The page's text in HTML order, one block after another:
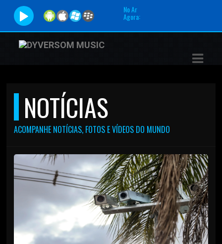
No Ar
Agora:
NOTÍCIAS
ACOMPANHE NOTÍCIAS, FOTOS E VÍDEOS DO MUNDO